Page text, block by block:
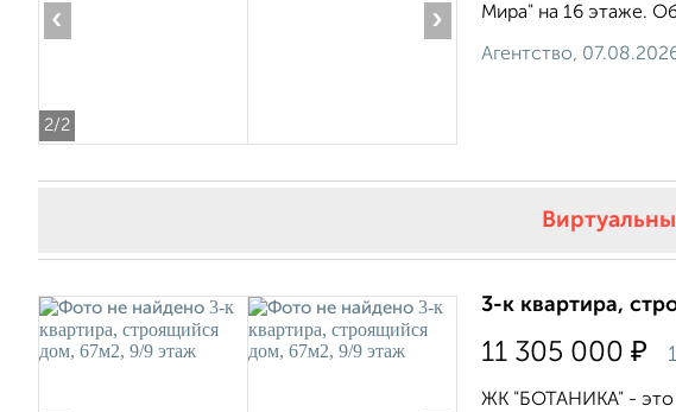
2/2
‹ ›
Мира" на 16 этаже.
Агентство,
3-к квартира,
11 305 000 ₽
ЖК "БОТАНИКА" - это